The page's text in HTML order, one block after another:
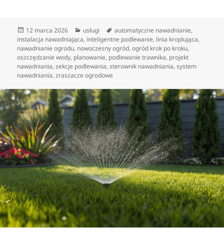
Data
publikacji
12 marca 2026 Kategorie
usługi Tagi
automatyczne nawadnianie,
instalacja nawadniająca, inteligentne podlewanie, linia kroplująca,
nawadnianie ogrodu, nowoczesny ogród,ogród krok po kroku,
oszczędzanie wody, planowanie, podlewanie trawnika, projekt
nawadniania,sekcje podlewania,sterownik nawadniania,system
nawadniania,zraszacze ogrodowe